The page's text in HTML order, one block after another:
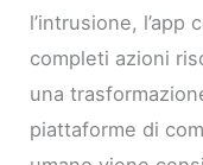
l’intrusione, l’app
completi azioni
una
piattaforme di